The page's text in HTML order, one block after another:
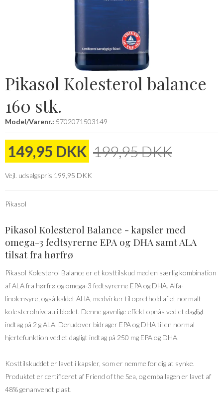
Pikasol Kolesterol balance
160 stk.
Model/Varenr.: 5702071503149
149,95 DKK 199,95 DKK
Vejl. udsalgspris 199,95 DKK
Pikasol
Pikasol Kolesterol Balance - kapsler med
omega-3 fedtsyrerne EPA og DHA samt ALA
tilsat fra hørfrø
Pikasol Kolesterol Balance er et kosttilskud med en særlig kombination
af ALA fra hørfrø og omega-3 fedtsyrerne EPA og DHA. Alfa-
linolensyre, også kaldet AHA, medvirker til oprethold af et normalt
kolesterolniveau i blodet. Denne gavnlige effekt opnås ved et dagligt
indtag på 2 g ALA. Derudover bidrager EPA og DHA til en normal
hjertefunktion ved et dagligt indtag på 250 mg EPA og DHA.
Kosttilskuddet er lavet i kapsler, som er nemme for dig at synke.
Produktet er certificeret af Friend of the Sea, og emballagen er lavet af
48% genanvendt plast.